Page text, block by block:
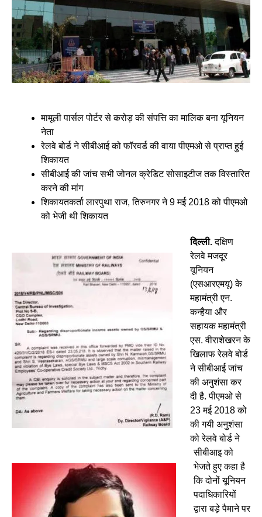
मामूली पार्सल पोर्टर से करोड़ की संपत्ति का मालिक बना यूनियन
नेता
रेलवे बोर्ड ने सीबीआई को फॉरवर्ड की वाया पीएमओ से प्राप्त हुई
शिकायत
सीबीआई की जांच सभी जोनल क्रेडिट सोसाइटीज तक विस्तारित
करने की मांग
शिकायतकर्ता लारपुथा राज, तिरुनगर ने 9 मई 2018 को पीएमओ
को भेजी थी शिकायत
दिल्ली.दक्षिण
रेलवे मजदूर
यूनियन
(एसआरएमयू) के
महामंत्री एन.
कन्हैया और
सहायक महामंत्री
एस. वीराशेखरन के
खिलाफ रेलवे बोर्ड
ने सीबीआई जांच
की अनुशंसा कर
दी है. पीएमओ से
23 मई 2018 को
की गयी अनुशंसा
को रेलवे बोर्ड ने
सीबीआइ को
भेजते हुए कहा है
कि दोनों यूनियन
पदाधिकारियों
द्वारा बड़े पैमाने पर